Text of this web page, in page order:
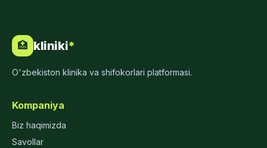
🏥 kliniki*
O'zbekiston klinika va shifokorlari platformasi.
Kompaniya
Biz haqimizda
Savollar